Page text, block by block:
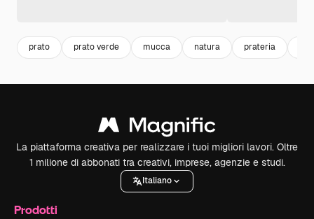
prato prato verde mucca natura prateria
La piattaforma creativa per realizzare i tuoi migliori lavori. Oltre
1 milione di abbonati tra creativi, imprese, agenzie e studi.
Italiano
Prodotti